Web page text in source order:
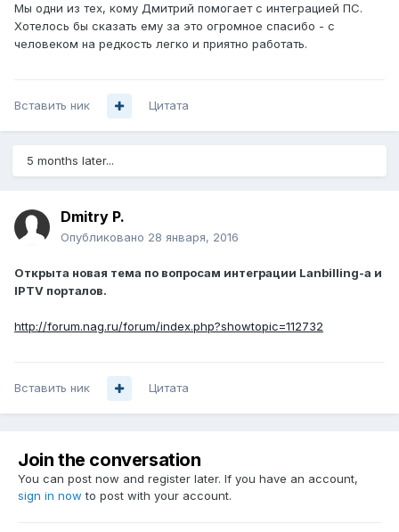
Мы одни из тех, кому Дмитрий помогает с интеграцией ПС.
Хотелось бы сказать ему за это огромное спасибо - с
человеком на редкость легко и приятно работать.
Вставить ник Цитата
5 months later...
Dmitry P.
Опубликовано 28 января, 2016
Открыта новая тема по вопросам интеграции Lanbilling-а и
IPTV порталов.
http://forum.nag.ru/forum/index.php?showtopic=112732
Вставить ник Цитата
Join the conversation
You can post now and register later. If you have an account,
sign in now to post with your account.